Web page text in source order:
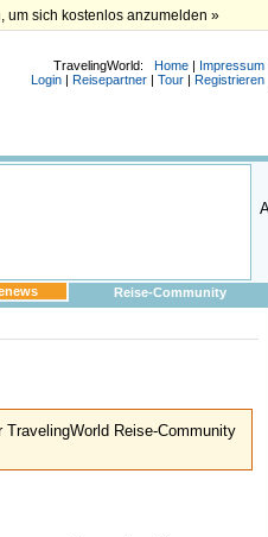
um sich kostenlos anzumelden »
TravelingWorld: Home | Impressum
Login | Reisepartner | Tour | Registrieren
Reise-Community
Reise-Community